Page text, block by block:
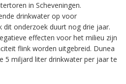
in Scheveningen.
drinkwater op voor
dit onderzoek duurt nog drie jaar.
effecten voor het milieu zijn
flink worden uitgebreid. Dunea
5 miljard liter drinkwater per jaar te